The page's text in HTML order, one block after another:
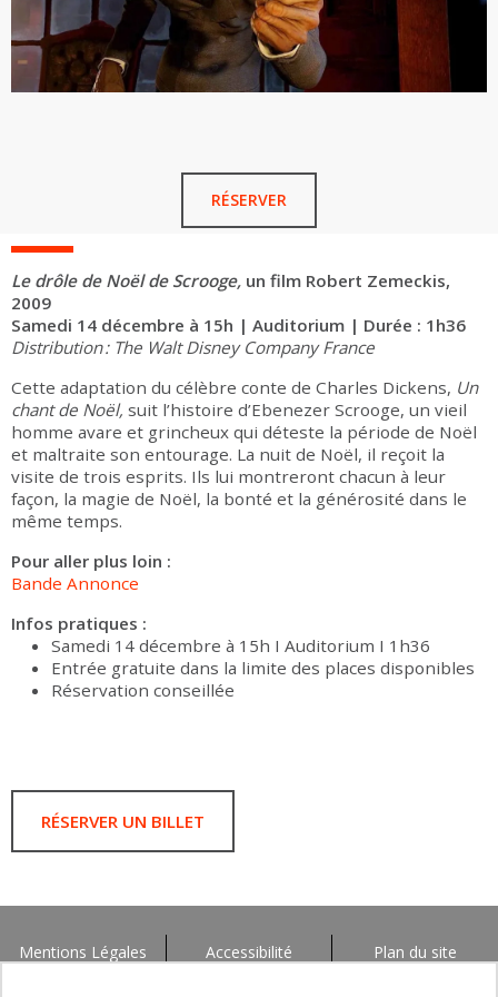
RÉSERVER
Le drôle de Noël de Scrooge, un film Robert Zemeckis,
2009
Samedi 14 décembre à 15h | Auditorium | Durée : 1h36
Distribution : The Walt Disney Company France
Cette adaptation du célèbre conte de Charles Dickens, Un
chant de Noël, suit l’histoire d’Ebenezer Scrooge, un vieil
homme avare et grincheux qui déteste la période de Noël
et maltraite son entourage. La nuit de Noël, il reçoit la
visite de trois esprits. Ils lui montreront chacun à leur
façon, la magie de Noël, la bonté et la générosité dans le
même temps.
Pour aller plus loin :
Bande Annonce
Infos pratiques :
Samedi 14 décembre à 15h I Auditorium I 1h36
Entrée gratuite dans la limite des places disponibles
Réservation conseillée
RÉSERVER UN BILLET
Mentions Légales Accessibilité Plan du site